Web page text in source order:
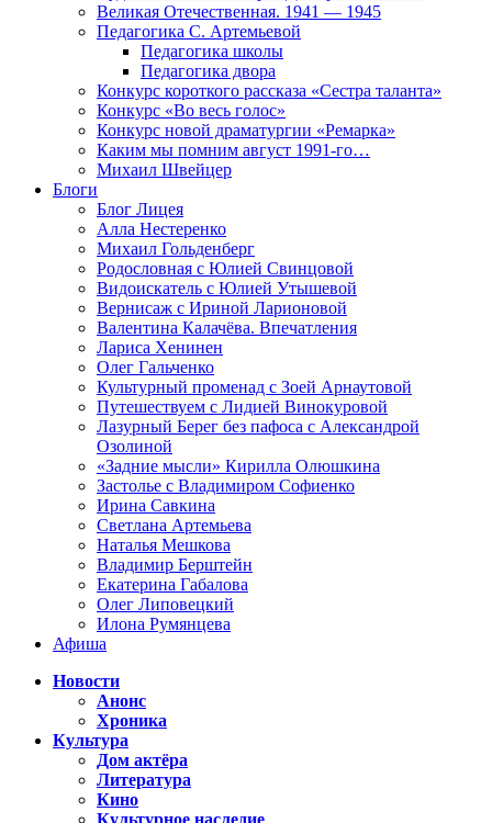
Великая Отечественная. 1941 — 1945
Педагогика С. Артемьевой
Педагогика школы
Педагогика двора
Конкурс короткого рассказа «Сестра таланта»
Конкурс «Во весь голос»
Конкурс новой драматургии «Ремарка»
Каким мы помним август 1991-го…
Михаил Швейцер
Блоги
Блог Лицея
Алла Нестеренко
Михаил Гольденберг
Родословная с Юлией Свинцовой
Видоискатель с Юлией Утышевой
Вернисаж с Ириной Ларионовой
Валентина Калачёва. Впечатления
Лариса Хенинен
Олег Гальченко
Культурный променад с Зоей Арнаутовой
Путешествуем с Лидией Винокуровой
Лазурный Берег без пафоса с Александрой
Озолиной
«Задние мысли» Кирилла Олюшкина
Застолье с Владимиром Софиенко
Ирина Савкина
Светлана Артемьева
Наталья Мешкова
Владимир Берштейн
Екатерина Габалова
Олег Липовецкий
Илона Румянцева
Афиша
Новости
Анонс
Хроника
Культура
Дом актёра
Литература
Кино